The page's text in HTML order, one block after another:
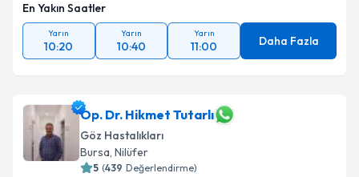
En Yakın Saatler
Yarın
10:20
Yarın
10:40
Yarın
11:00 Daha Fazla
Op. Dr. Hikmet Tutarlı
Göz Hastalıkları
Bursa, Nilüfer
5 (439 Değerlendirme)